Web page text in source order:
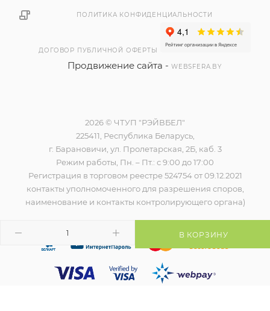
В КОРЗИНУ
ПОЛИТИКА КОНФИДЕНЦИАЛЬНОСТИ
ДОГОВОР ПУБЛИЧНОЙ ОФЕРТЫ
Продвижение сайта -WEBSFERA.BY
2026 © ЧТУП "РЭЙВБЕЛ"
225411, Республика Беларусь,
г. Барановичи, ул. Пролетарская, 2Б, каб. 3
Режим работы, Пн. – Пт.: с 9:00 до 17:00
Регистрация в торговом реестре 524754 от 09.12.2021
контакты уполномоченного для разрешения споров,
наименование и контакты контролирующего органа)